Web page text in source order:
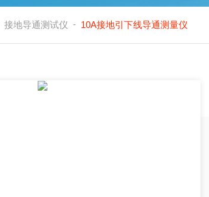
接地导通测试仪 - 10A接地引下线导通测量仪